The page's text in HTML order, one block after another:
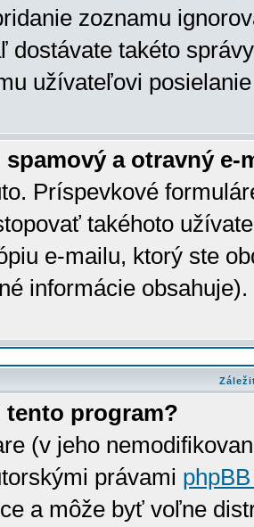
zoznamu
dostávate takéto
užívateľovi
spamový a otravný e-
Príspevkové
takéhoto
e-mailu, ktorý ste
informácie
tento program?
(v jeho
právami
a môže byť voľne